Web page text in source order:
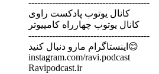
-----------------------------------------
کانال یوتوب پادکست راوی
کانال یوتوب چهارراه کامپیوتر
-----------------------------------------
اینستاگرام مارو دنبال کنید😊
instagram.com/ravi.podcast
Ravipodcast.ir